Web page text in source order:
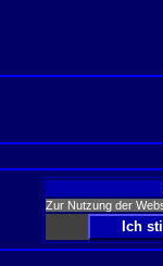
Zur Nutzung der